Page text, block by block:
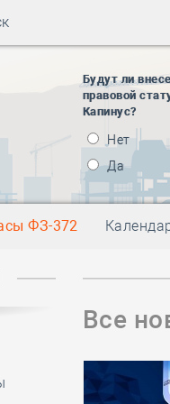
Будут ли
правовой
Капинус?
Нет
Да
ФЗ-372
Все